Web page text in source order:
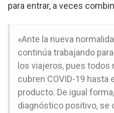
para entrar, a veces
«Ante la nueva
continúa trabajando
los viajeros, pues
cubren COVID-19 hasta
producto. De igual
diagnóstico positivo, se